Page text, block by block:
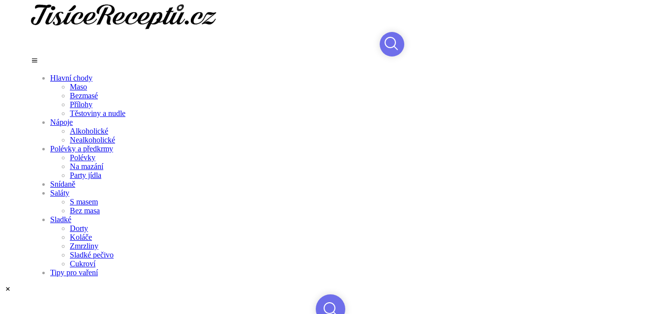
Hlavní chody
Maso
Bezmasé
Přílohy
Těstoviny a nudle
Nápoje
Alkoholické
Nealkoholické
Polévky a předkrmy
Polévky
Na mazání
Party jídla
Snídaně
Saláty
S masem
Bez masa
Sladké
Dorty
Koláče
Zmrzliny
Sladké pečivo
Cukroví
Tipy pro vaření